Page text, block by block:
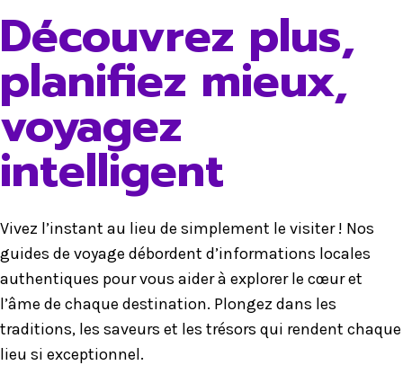
Découvrez plus,
planifiez mieux,
voyagez
intelligent
Vivez l’instant au lieu de simplement le visiter ! Nos
guides de voyage débordent d’informations locales
authentiques pour vous aider à explorer le cœur et
l’âme de chaque destination. Plongez dans les
traditions, les saveurs et les trésors qui rendent chaque
lieu si exceptionnel.